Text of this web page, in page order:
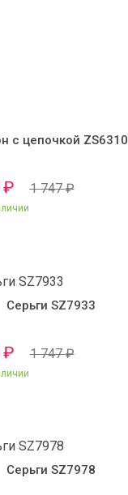
с цепочкой ZS6310
₽ 1 747₽
Серьги SZ7933
₽ 1 747₽
Серьги SZ7978